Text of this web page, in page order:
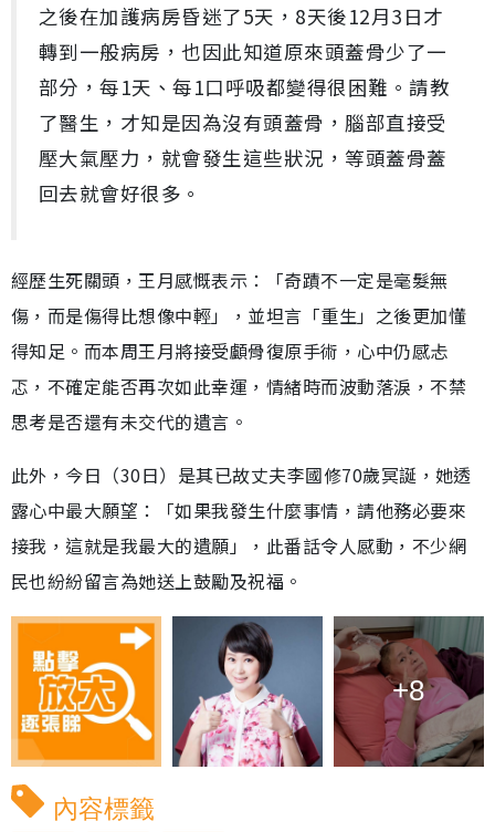
之後在加護病房昏迷了5天，8天後12月3日才
轉到一般病房，也因此知道原來頭蓋骨少了一
部分，每1天、每1口呼吸都變得很困難。請教
了醫生，才知是因為沒有頭蓋骨，腦部直接受
壓大氣壓力，就會發生這些狀況，等頭蓋骨蓋
回去就會好很多。
經歷生死關頭，王月感慨表示：「奇蹟不一定是毫髮無
傷，而是傷得比想像中輕」，並坦言「重生」之後更加懂
得知足。而本周王月將接受顱骨復原手術，心中仍感忐
忑，不確定能否再次如此幸運，情緒時而波動落淚，不禁
思考是否還有未交代的遺言。
此外，今日（30日）是其已故丈夫李國修70歲冥誕，她透
露心中最大願望：「如果我發生什麼事情，請他務必要來
接我，這就是我最大的遺願」，此番話令人感動，不少網
民也紛紛留言為她送上鼓勵及祝福。
+8
內容標籤